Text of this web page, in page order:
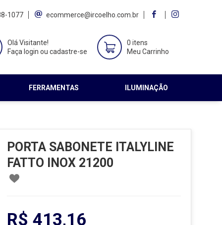
1077 ecommerce@ircoelho.com.br
Olá Visitante!
Faça login ou cadastre-se
0 itens
Meu Carrinho
FERRAMENTAS ILUMINAÇÃO
PORTA SABONETE ITALYLINE
FATTO INOX 21200
R$ 413,16